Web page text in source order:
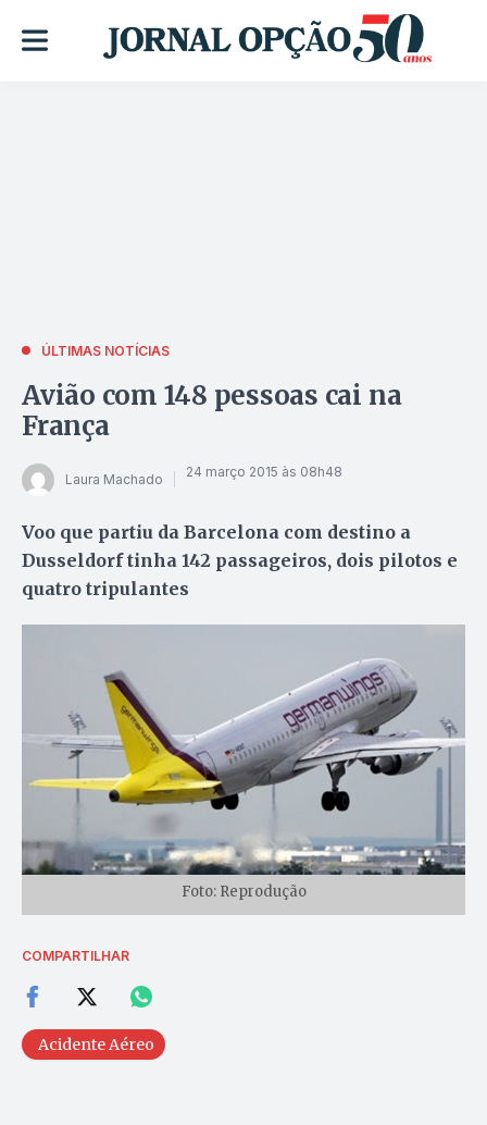
ÚLTIMAS NOTÍCIAS
Avião com 148 pessoas cai na
França
Laura Machado 24 março 2015 às 08h48
Voo que partiu da Barcelona com destino a
Dusseldorf tinha 142 passageiros, dois pilotos e
quatro tripulantes
Foto: Reprodução
COMPARTILHAR
Acidente Aéreo